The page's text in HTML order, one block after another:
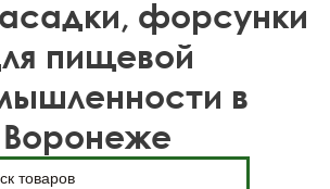
форсунки
пищевой
в
Воронеже